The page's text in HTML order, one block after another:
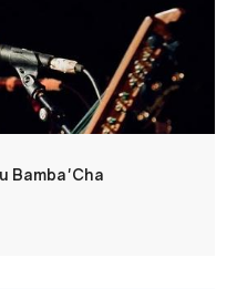
Bamba'Cha